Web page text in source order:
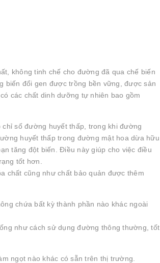
không tinh chế cho đường đã qua chế biến
biến đổi gen được trồng bền vững, được sản
các chất dinh dưỡng tự nhiên bao gồm
số đường huyết thấp, trong khi đường
huyết thấp trong đường mật hoa dừa hữu
tăng đột biến. Điều này giúp cho việc điều
tốt hơn.
chất cũng như chất bảo quản được thêm
chứa bất kỳ thành phần nào khác ngoài
như cách sử dụng đường thông thường, tốt
ngọt nào khác có sẵn trên thị trường.